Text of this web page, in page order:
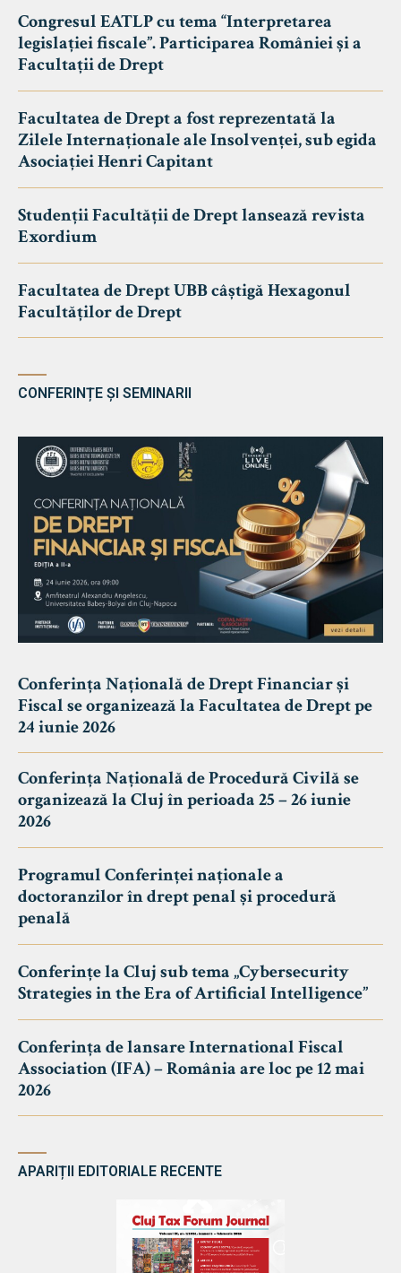
Congresul EATLP cu tema “Interpretarea
legislației fiscale”. Participarea României și a
Facultații de Drept
Facultatea de Drept a fost reprezentată la
Zilele Internaționale ale Insolvenței, sub egida
Asociației Henri Capitant
Studenții Facultății de Drept lansează revista
Exordium
Facultatea de Drept UBB câștigă Hexagonul
Facultăților de Drept
CONFERINȚE ȘI SEMINARII
Conferința Națională de Drept Financiar și
Fiscal se organizează la Facultatea de Drept pe
24 iunie 2026
Conferința Națională de Procedură Civilă se
organizează la Cluj în perioada 25 – 26 iunie
2026
Programul Conferinței naționale a
doctoranzilor în drept penal și procedură
penală
Conferințe la Cluj sub tema „Cybersecurity
Strategies in the Era of Artificial Intelligence”
Conferința de lansare International Fiscal
Association (IFA) – România are loc pe 12 mai
2026
APARIȚII EDITORIALE RECENTE